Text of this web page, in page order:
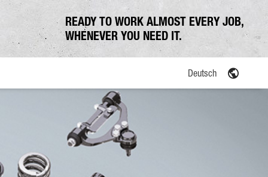
READY TO WORK ALMOST EVERY JOB,
WHENEVER YOU NEED IT.
Deutsch